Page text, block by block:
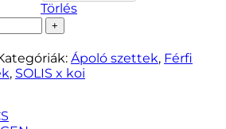
Törlés
Ápoló szettek, Férfi
, SOLIS x koi